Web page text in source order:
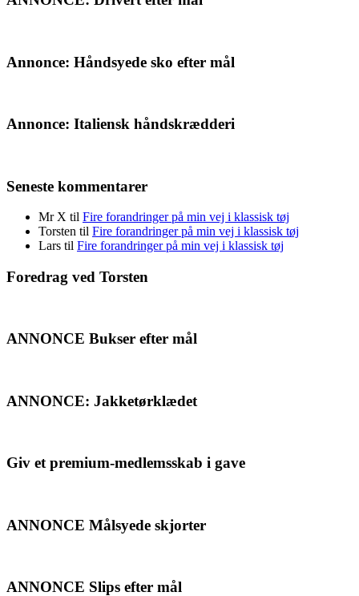
Annonce: Håndsyede sko efter mål
Annonce: Italiensk håndskrædderi
Seneste kommentarer
Mr X til Fire forandringer på min vej i klassisk tøj
Torsten til Fire forandringer på min vej i klassisk tøj
Lars til Fire forandringer på min vej i klassisk tøj
Foredrag ved Torsten
ANNONCE Bukser efter mål
ANNONCE: Jakketørklædet
Giv et premium-medlemsskab i gave
ANNONCE Målsyede skjorter
ANNONCE Slips efter mål